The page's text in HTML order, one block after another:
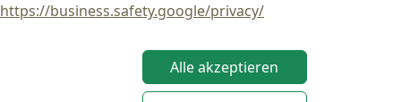
https://business.safety.google/privacy/
Alle akzeptieren